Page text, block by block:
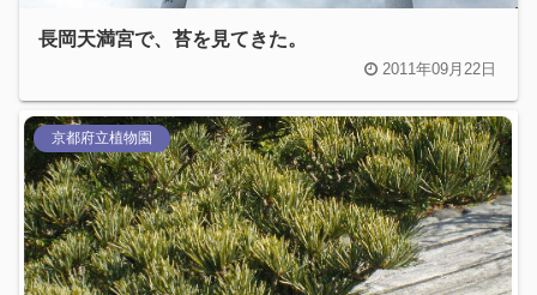
長岡天満宮で、苔を見てきた。
2011年09月22日
京都府立植物園